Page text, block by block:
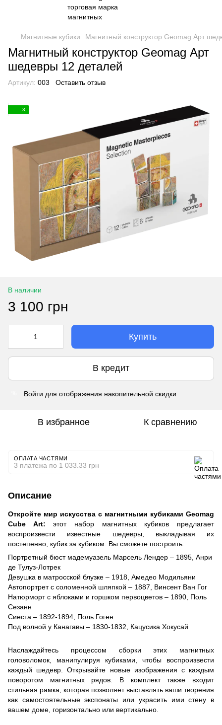
Магнитные кубики Магнитный конструктор Geomag Арт
Магнитный конструктор Geomag Арт
шедевры 12 деталей
Артикул: 003 Оставить отзыв
3
В наличии
3 100 грн
Купить
В кредит
Войти для отображения накопительной скидки
В избранное К сравнению
ОПЛАТА ЧАСТЯМИ
3 платежа по 1 033.33 грн
Описание
Откройте мир искусства с магнитными кубиками Geomag
Cube Art: этот набор магнитных кубиков предлагает
воспроизвести известные шедевры, выкладывая их
постепенно, кубик за кубиком. Вы сможете построить:
Портретный бюст мадемуазель Марсель Лендер – 1895, Анри
де Тулуз-Лотрек
Девушка в матросской блузке – 1918, Амедео Модильяни
Автопортрет с соломенной шляпкой – 1887, Винсент Ван Гог
Натюрморт с яблоками и горшком первоцветов – 1890, Поль
Сезанн
Сиеста – 1892-1894, Поль Гоген
Под волной у Канагавы – 1830-1832, Кацусика Хокусай
Наслаждайтесь процессом сборки этих магнитных
головоломок, манипулируя кубиками, чтобы воспроизвести
каждый шедевр. Открывайте новые изображения с каждым
поворотом магнитных рядов. В комплект также входит
стильная рамка, которая позволяет выставлять ваши творения
как самостоятельные экспонаты или украсить ими стену в
вашем доме, горизонтально или вертикально.